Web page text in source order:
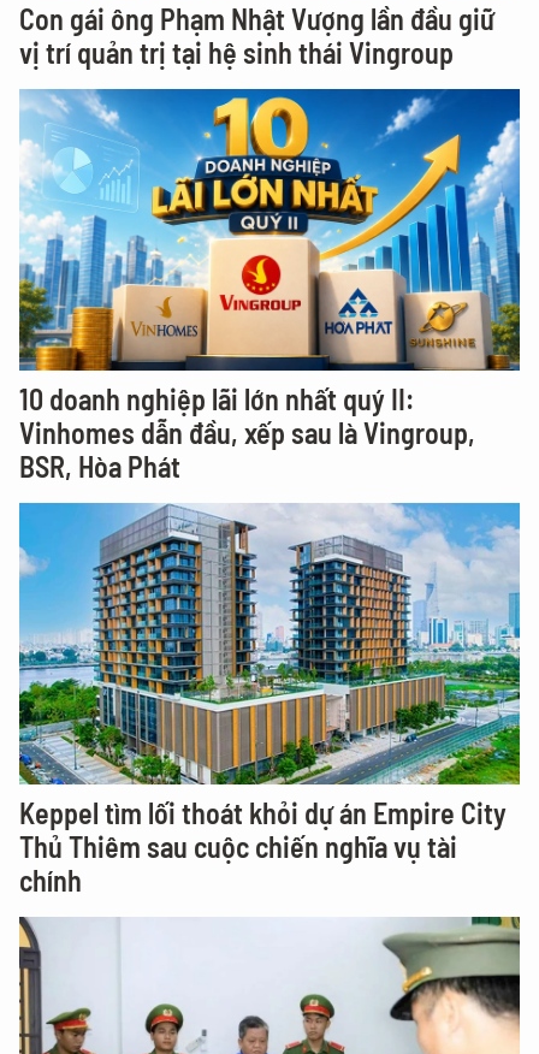
Con gái ông Phạm Nhật Vượng lần đầu giữ
vị trí quản trị tại hệ sinh thái Vingroup
10 doanh nghiệp lãi lớn nhất quý II:
Vinhomes dẫn đầu, xếp sau là Vingroup,
BSR, Hòa Phát
Keppel tìm lối thoát khỏi dự án Empire City
Thủ Thiêm sau cuộc chiến nghĩa vụ tài
chính